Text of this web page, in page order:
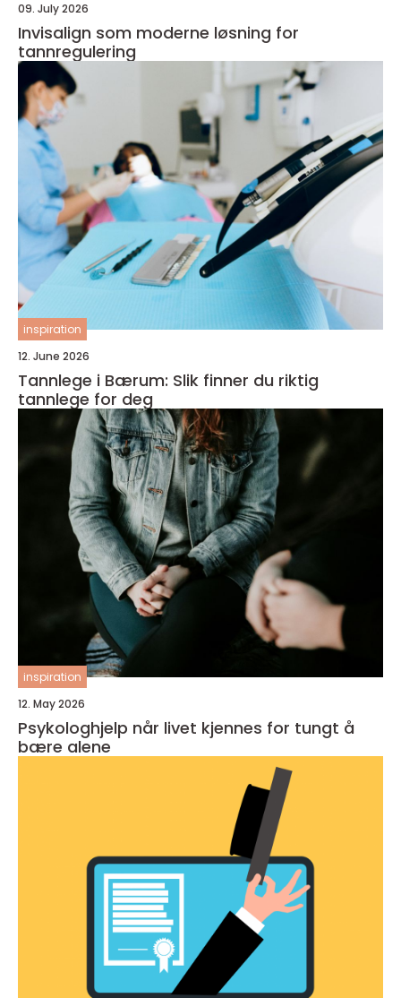
09. July 2026
Invisalign som moderne løsning for
tannregulering
inspiration
12. June 2026
Tannlege i Bærum: Slik finner du riktig
tannlege for deg
inspiration
12. May 2026
Psykologhjelp når livet kjennes for tungt å
bære alene